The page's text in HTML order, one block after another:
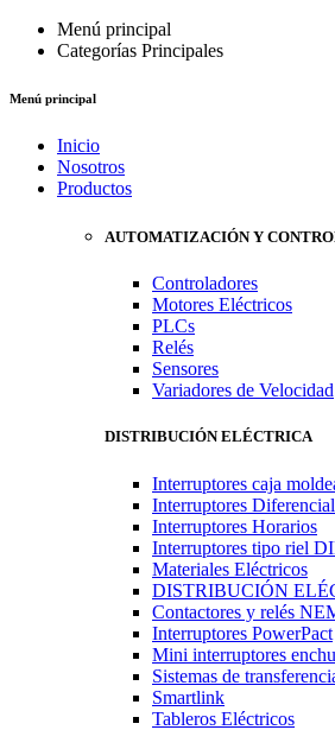
Menú principal
Categorías Principales
Menú principal
Inicio
Nosotros
Productos
AUTOMATIZACIÓN Y
Controladores
Motores Eléctricos
PLCs
Relés
Sensores
Variadores de Velocidad
DISTRIBUCIÓN ELÉCTRICA
Interruptores caja
Interruptores
Interruptores Horarios
Interruptores tipo riel
Materiales Eléctricos
DISTRIBUCIÓN
Contactores y relés
Interruptores PowerPact
Mini interruptores
Sistemas de
Smartlink
Tableros Eléctricos